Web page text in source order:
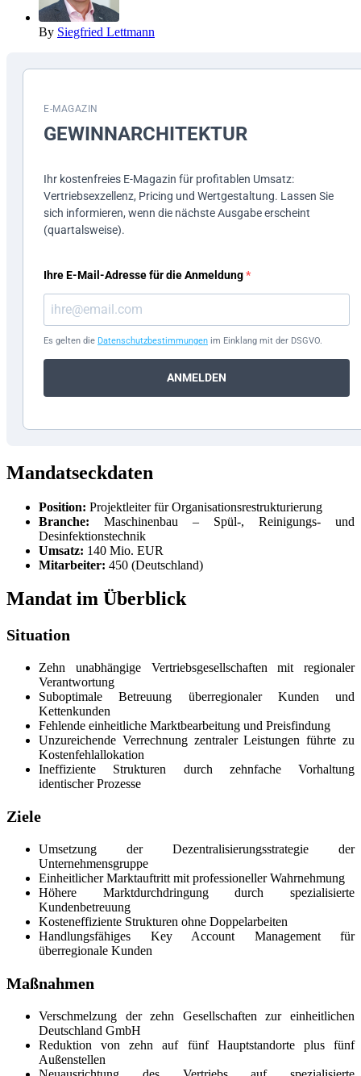
By Siegfried Lettmann
E-MAGAZIN
GEWINN­ARCHITEKTUR
Ihr kostenfreies E-Magazin für profitablen Umsatz:
Vertriebsexzellenz, Pricing und Wertgestaltung. Lassen Sie
sich informieren, wenn die nächste Ausgabe erscheint
(quartalsweise).
Ihre E-Mail-Adresse für die Anmeldung
Es gelten die Datenschutzbestimmungen im Einklang mit der DSGVO.
ANMELDEN
Mandatseckdaten
Position: Projektleiter für Organisationsrestrukturierung
Branche: Maschinenbau – Spül-, Reinigungs- und
Desinfektionstechnik
Umsatz: 140 Mio. EUR
Mitarbeiter: 450 (Deutschland)
Mandat im Überblick
Situation
Zehn unabhängige Vertriebsgesellschaften mit regionaler
Verantwortung
Suboptimale Betreuung überregionaler Kunden und
Kettenkunden
Fehlende einheitliche Marktbearbeitung und Preisfindung
Unzureichende Verrechnung zentraler Leistungen führte zu
Kostenfehlallokation
Ineffiziente Strukturen durch zehnfache Vorhaltung
identischer Prozesse
Ziele
Umsetzung der Dezentralisierungsstrategie der
Unternehmensgruppe
Einheitlicher Marktauftritt mit professioneller Wahrnehmung
Höhere Marktdurchdringung durch spezialisierte
Kundenbetreuung
Kosteneffiziente Strukturen ohne Doppelarbeiten
Handlungsfähiges Key Account Management für
überregionale Kunden
Maßnahmen
Verschmelzung der zehn Gesellschaften zur einheitlichen
Deutschland GmbH
Reduktion von zehn auf fünf Hauptstandorte plus fünf
Außenstellen